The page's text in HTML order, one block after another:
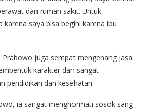
dan rumah sakit. Untuk
saya bisa begini karena ibu
Prabowo juga sempat mengenang jasa
karakter dan sangat
pendidikan dan kesehatan.
ia sangat menghormati sosok sang